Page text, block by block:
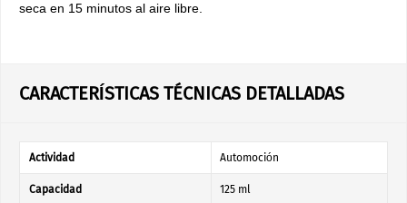
seca en 15 minutos al aire libre.
CARACTERÍSTICAS TÉCNICAS DETALLADAS
Actividad Automoción
Capacidad 125 ml